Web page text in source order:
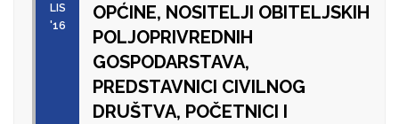
LIS
'16
OPĆINE, NOSITELJI OBITELJSKIH
POLJOPRIVREDNIH
GOSPODARSTAVA,
PREDSTAVNICI CIVILNOG
DRUŠTVA, POČETNICI I